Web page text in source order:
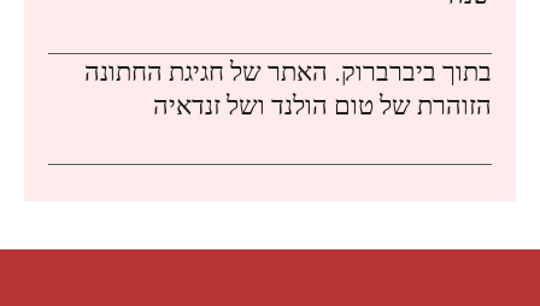
בתוך ביברברוק. האתר של חגיגת החתונה
הזוהרת של טום הולנד ושל זנדאיה